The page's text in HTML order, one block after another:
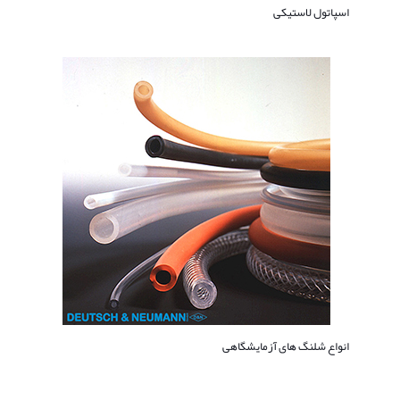
اسپاتول لاستیکی
انواع شلنگ های آزمایشگاهی